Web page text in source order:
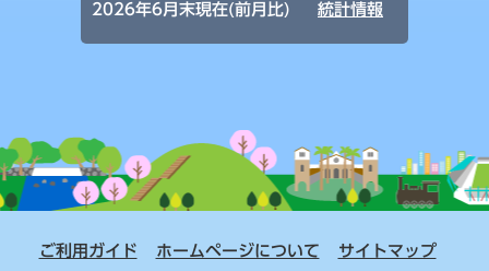
2026年6月末現在(前月比) 統計情報
ご利用ガイド ホームページについて サイトマップ